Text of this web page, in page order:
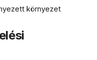
környezet